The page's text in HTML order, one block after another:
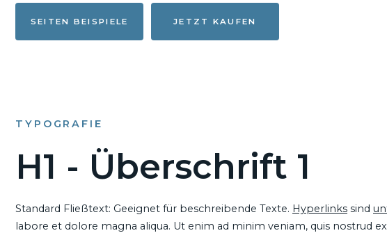
SEITEN BEISPIELE JETZT KAUFEN
TYPOGRAFIE
H1 - Überschrift 1
Standard Fließtext: Geeignet für beschreibende Texte. Hyperlinks sind
labore et dolore magna aliqua. Ut enim ad minim veniam, quis nostrud